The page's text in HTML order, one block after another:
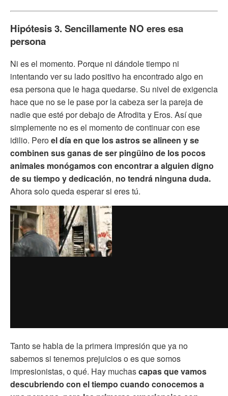
Hipótesis 3. Sencillamente NO eres esa
persona
Ni es el momento. Porque ni dándole tiempo ni
intentando ver su lado positivo ha encontrado algo en
esa persona que le haga quedarse. Su nivel de exigencia
hace que no se le pase por la cabeza ser la pareja de
nadie que esté por debajo de Afrodita y Eros. Así que
simplemente no es el momento de continuar con ese
idilio. Peroel día en que los astros se alineen y se
combinen sus ganas de ser pingüino de los pocos
animales monógamos con encontrar a alguien digno
de su tiempo y dedicación, no tendrá ninguna duda.
Ahora solo queda esperar si eres tú.
Tanto se habla de la primera impresión que ya no
sabemos si tenemos prejuicios o es que somos
impresionistas, o qué. Hay muchascapas que vamos
descubriendo con el tiempo cuando conocemos a